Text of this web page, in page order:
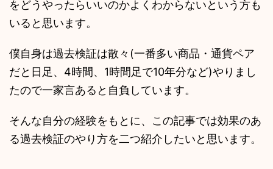
をどうやったらいいのかよくわからないという方も
いると思います。
僕自身は過去検証は散々(一番多い商品・通貨ペア
だと日足、4時間、1時間足で10年分など)やりまし
たので一家言あると自負しています。
そんな自分の経験をもとに、この記事では効果のあ
る過去検証のやり方を二つ紹介したいと思います。